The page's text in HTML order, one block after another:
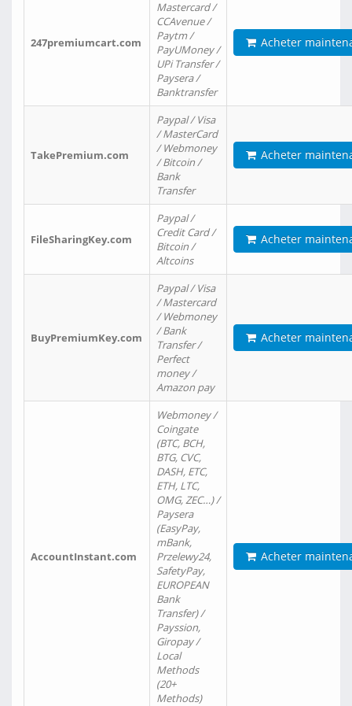
247premiumcart.com
Mastercard /
CCAvenue /
Paytm /
PayUMoney /
UPi Transfer /
Paysera /
Banktransfer
Acheter
TakePremium.com
Paypal / Visa
/ MasterCard
/ Webmoney
/ Bitcoin /
Bank
Transfer
Acheter
FileSharingKey.com
Paypal /
Credit Card /
Bitcoin /
Altcoins
Acheter
BuyPremiumKey.com
Paypal / Visa
/ Mastercard
/ Webmoney
/ Bank
Transfer /
Perfect
money /
Amazon pay
Acheter
AccountInstant.com
Webmoney /
Coingate
(BTC, BCH,
BTG, CVC,
DASH, ETC,
ETH, LTC,
OMG, ZEC…) /
Paysera
(EasyPay,
mBank,
Przelewy24,
SafetyPay,
EUROPEAN
Bank
Transfer) /
Payssion,
Giropay /
Local
Methods
(20+
Methods)
Acheter